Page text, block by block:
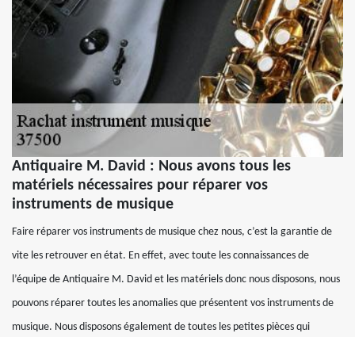
Antiquaire M. David : Nous avons tous les
matériels nécessaires pour réparer vos
instruments de musique
Faire réparer vos instruments de musique chez nous, c’est la garantie de
vite les retrouver en état. En effet, avec toute les connaissances de
l’équipe de Antiquaire M. David et les matériels donc nous disposons, nous
pouvons réparer toutes les anomalies que présentent vos instruments de
musique. Nous disposons également de toutes les petites pièces qui